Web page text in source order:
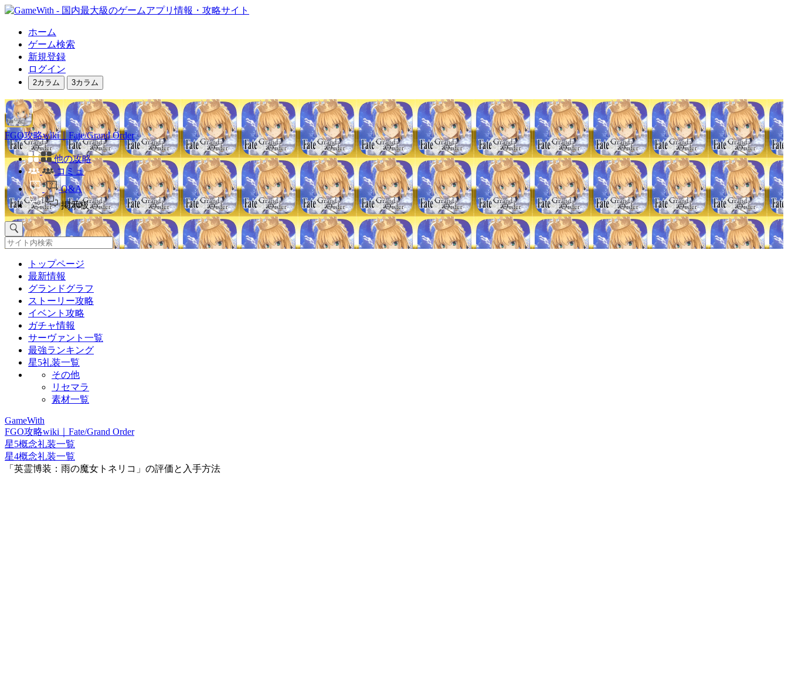
ホーム
ゲーム検索
新規登録
ログイン
2カラム 3カラム
FGO攻略wiki｜Fate/Grand Order
他の攻略
コミュ
Q&A
掲示板
トップページ
最新情報
グランドグラフ
ストーリー攻略
イベント攻略
ガチャ情報
サーヴァント一覧
最強ランキング
星5礼装一覧
その他
リセマラ
素材一覧
GameWith
FGO攻略wiki｜Fate/Grand Order
星5概念礼装一覧
星4概念礼装一覧
「英霊博装：雨の魔女トネリコ」の評価と入手方法